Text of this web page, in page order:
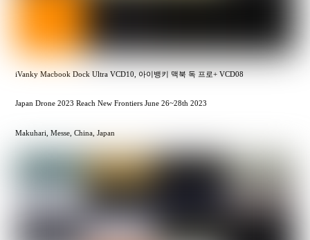
iVanky Macbook Dock Ultra VCD10, 아이뱅키 맥북 독 프로+ VCD08
Japan Drone 2023 Reach New Frontiers June 26~28th 2023
Makuhari, Messe, China, Japan